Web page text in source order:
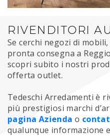
RIVENDITORI
Se cerchi negozi di
pronta consegna a
scopri subito i nostri
offerta outlet.
Tedeschi Arredamenti è
più prestigiosi marchi
pagina Azienda o
qualunque informazione